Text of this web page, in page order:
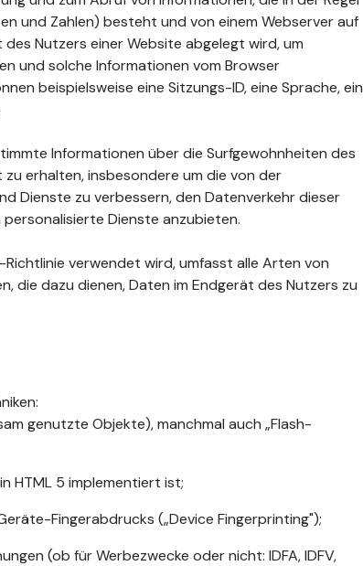
und Zahlen) besteht und von einem Webserver auf
Nutzers einer Website abgelegt wird, um
und solche Informationen vom Browser
beispielsweise eine Sitzungs-ID, eine Sprache, ein
Informationen über die Surfgewohnheiten des
erhalten, insbesondere um die von der
Dienste zu verbessern, den Datenverkehr dieser
Dienste anzubieten.
Richtlinie verwendet wird, umfasst alle Arten von
die dazu dienen, Daten im Endgerät des Nutzers zu
genutzte Objekte), manchmal auch „Flash-
HTML 5 implementiert ist;
Fingerabdrucks („Device Fingerprinting");
(ob für Werbezwecke oder nicht: IDFA, IDFV,